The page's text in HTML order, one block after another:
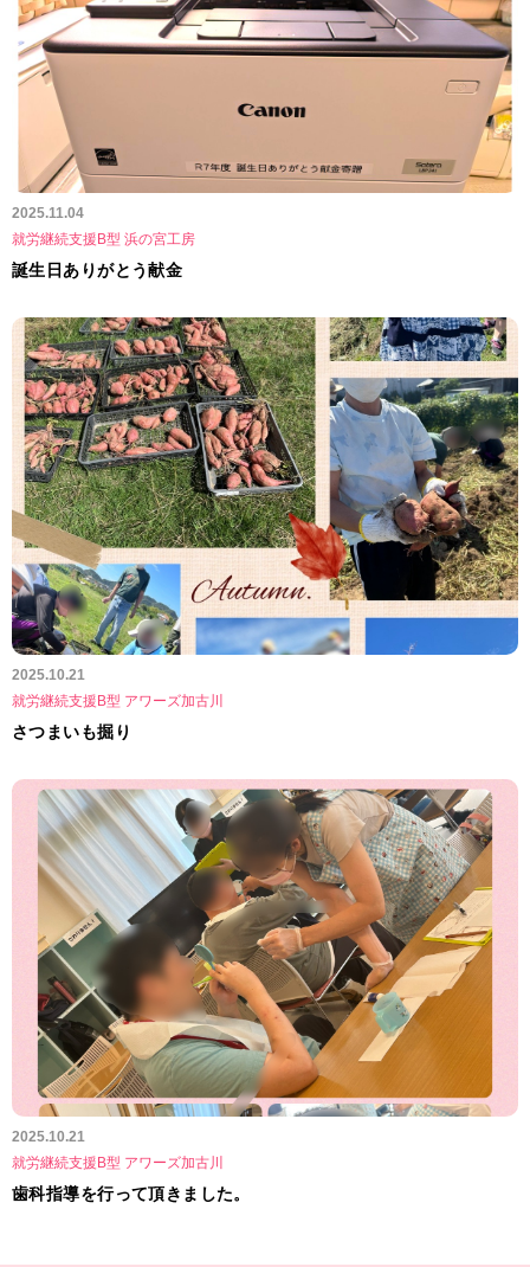
2025.11.04
就労継続支援B型 浜の宮工房
誕生日ありがとう献金
2025.10.21
就労継続支援B型 アワーズ加古川
さつまいも掘り
2025.10.21
就労継続支援B型 アワーズ加古川
歯科指導を行って頂きました。